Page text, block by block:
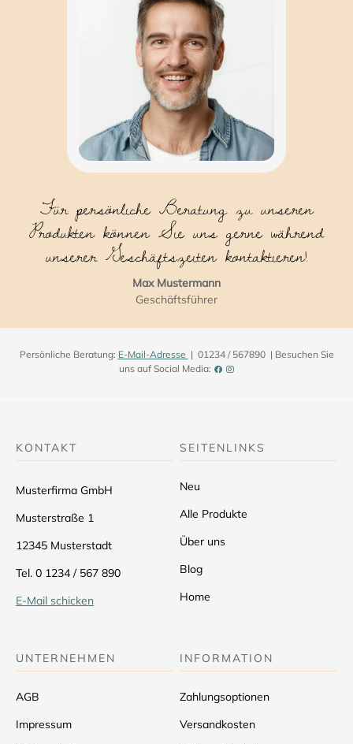
Für persönliche Beratung zu unseren
Produkten können Sie uns gerne während
unserer Geschäftszeiten kontaktieren!
Max Mustermann
Geschäftsführer
Persönliche Beratung: E-Mail-Adresse | 01234 / 567890 | Besuchen Sie
uns auf Social Media:
KONTAKT
Musterfirma GmbH
Musterstraße 1
12345 Musterstadt
Tel. 0 1234 / 567 890
E-Mail schicken
SEITENLINKS
Neu
Alle Produkte
Über uns
Blog
Home
UNTERNEHMEN
AGB
Impressum
INFORMATION
Zahlungsoptionen
Versandkosten